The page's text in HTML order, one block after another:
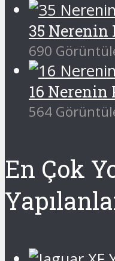
35 Nerenin
690
16 Nerenin
564
En Çok